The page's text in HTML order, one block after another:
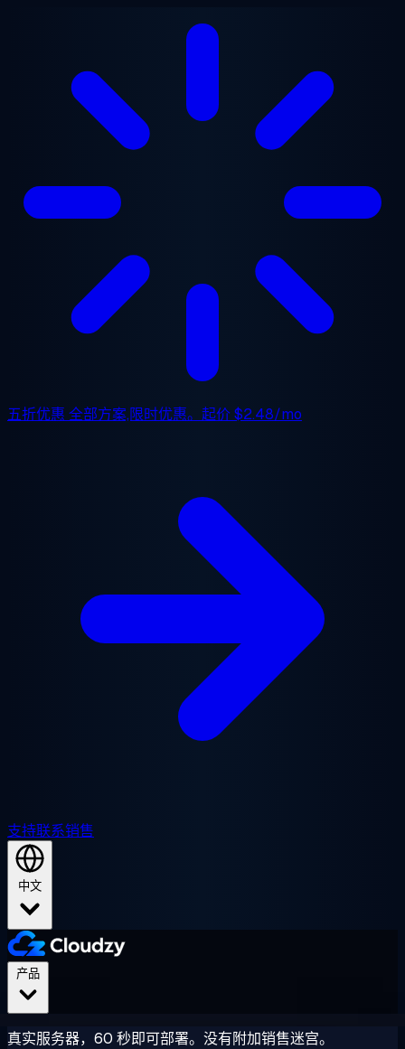
五折优惠 全部方案,限时优惠。起价$2.48/mo
支持联系销售
中文
真实服务器，60 秒即可部署。没有附加销售迷宫。